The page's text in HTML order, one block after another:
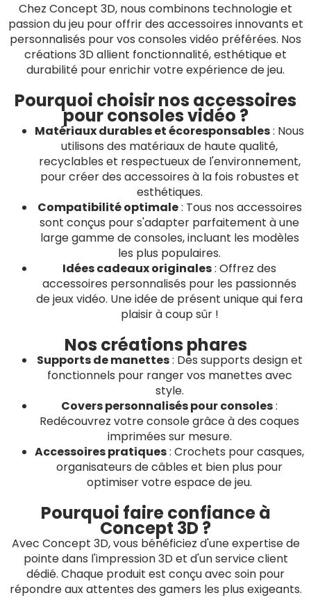
Chez Concept 3D, nous combinons technologie et
passion du jeu pour offrir des accessoires innovants et
personnalisés pour vos consoles vidéo préférées. Nos
créations 3D allient fonctionnalité, esthétique et
durabilité pour enrichir votre expérience de jeu.
Pourquoi choisir nos accessoires
pour consoles vidéo ?
Matériaux durables et écoresponsables: Nous
utilisons des matériaux de haute qualité,
recyclables et respectueux de l'environnement,
pour créer des accessoires à la fois robustes et
esthétiques.
Compatibilité optimale: Tous nos accessoires
sont conçus pour s'adapter parfaitement à une
large gamme de consoles, incluant les modèles
les plus populaires.
Idées cadeaux originales: Offrez des
accessoires personnalisés pour les passionnés
de jeux vidéo. Une idée de présent unique qui fera
plaisir à coup sûr !
Nos créations phares
Supports de manettes: Des supports design et
fonctionnels pour ranger vos manettes avec
style.
Covers personnalisés pour consoles:
Redécouvrez votre console grâce à des coques
imprimées sur mesure.
Accessoires pratiques: Crochets pour casques,
organisateurs de câbles et bien plus pour
optimiser votre espace de jeu.
Pourquoi faire confiance à
Concept 3D ?
Avec Concept 3D, vous bénéficiez d'une expertise de
pointe dans l'impression 3D et d'un service client
dédié. Chaque produit est conçu avec soin pour
répondre aux attentes des gamers les plus exigeants.